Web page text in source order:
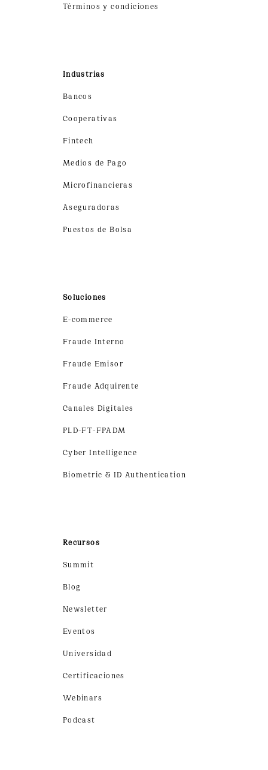
Términos y condiciones
Industrias
Bancos
Cooperativas
Fintech
Medios de Pago
Microfinancieras
Aseguradoras
Puestos de Bolsa
Soluciones
E-commerce
Fraude Interno
Fraude Emisor
Fraude Adquirente
Canales Digitales
PLD-FT-FPADM
Cyber Intelligence
Biometric & ID Authentication
Recursos
Summit
Blog
Newsletter
Eventos
Universidad
Certificaciones
Webinars
Podcast